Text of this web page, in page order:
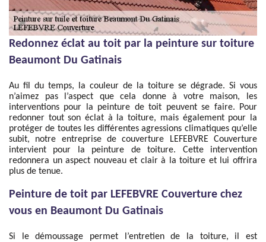
Redonnez éclat au toit par la peinture sur toiture
Beaumont Du Gatinais
Au fil du temps, la couleur de la toiture se dégrade. Si vous
n’aimez pas l’aspect que cela donne à votre maison, les
interventions pour la peinture de toit peuvent se faire. Pour
redonner tout son éclat à la toiture, mais également pour la
protéger de toutes les différentes agressions climatiques qu’elle
subit, notre entreprise de couverture LEFEBVRE Couverture
intervient pour la peinture de toiture. Cette intervention
redonnera un aspect nouveau et clair à la toiture et lui offrira
plus de tenue.
Peinture de toit par LEFEBVRE Couverture chez
vous en Beaumont Du Gatinais
Si le démoussage permet l’entretien de la toiture, il est